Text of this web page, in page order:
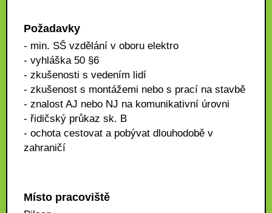
Požadavky
- min. SŠ vzdělání v oboru elektro
- vyhláška 50 §6
- zkušenosti s vedením lidí
- zkušenost s montážemi nebo s prací na stavbě
- znalost AJ nebo NJ na komunikativní úrovni
- řidičský průkaz sk. B
- ochota cestovat a pobývat dlouhodobě v
zahraničí
Místo pracoviště